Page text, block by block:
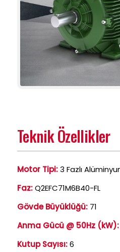
Teknik Özellikler
Motor Tipi:3 Fazlı
Faz:Q2EFC71M6B40-FL
Gövde Büyüklüğü: 71
Anma Gücü @ 50Hz (kW):
Kutup Sayısı:6